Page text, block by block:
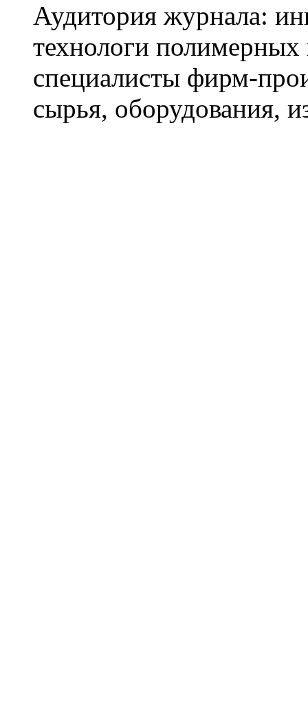
Аудитория журнала:
технологи
специалисты фирм-
сырья, оборудования,